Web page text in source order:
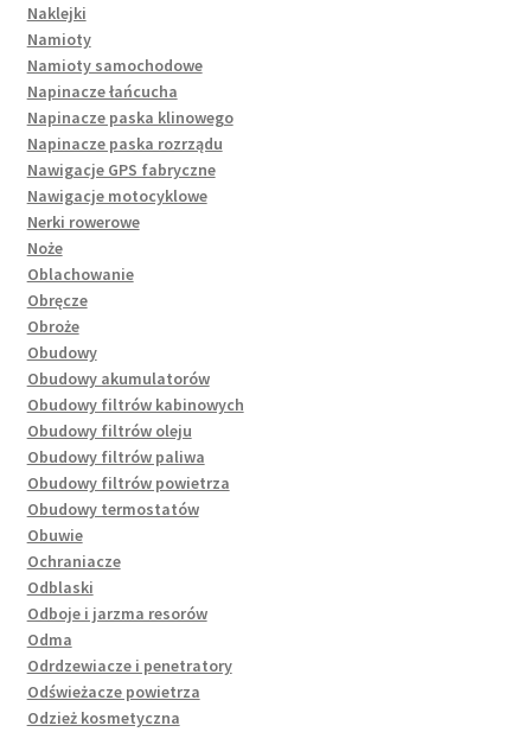
Naklejki
Namioty
Namioty samochodowe
Napinacze łańcucha
Napinacze paska klinowego
Napinacze paska rozrządu
Nawigacje GPS fabryczne
Nawigacje motocyklowe
Nerki rowerowe
Noże
Oblachowanie
Obręcze
Obroże
Obudowy
Obudowy akumulatorów
Obudowy filtrów kabinowych
Obudowy filtrów oleju
Obudowy filtrów paliwa
Obudowy filtrów powietrza
Obudowy termostatów
Obuwie
Ochraniacze
Odblaski
Odboje i jarzma resorów
Odma
Odrdzewiacze i penetratory
Odświeżacze powietrza
Odzież kosmetyczna